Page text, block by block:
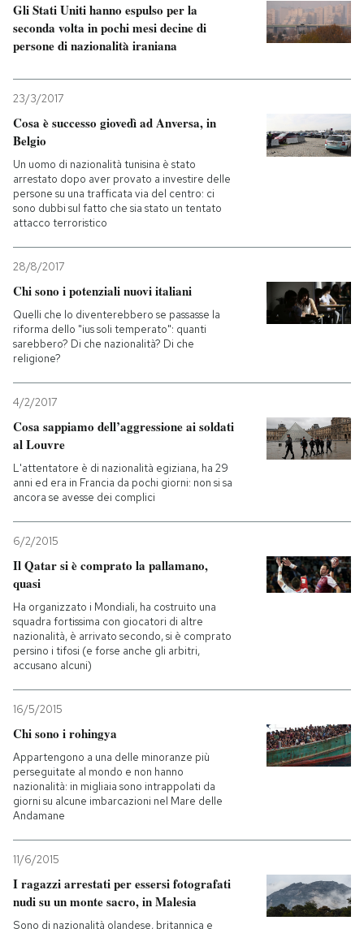
Gli Stati Uniti hanno espulso per la
seconda volta in pochi mesi decine di
persone di nazionalità iraniana
23/3/2017
Cosa è successo giovedì ad Anversa, in
Belgio
Un uomo di nazionalità tunisina è stato
arrestato dopo aver provato a investire delle
persone su una trafficata via del centro: ci
sono dubbi sul fatto che sia stato un tentato
attacco terroristico
28/8/2017
Chi sono i potenziali nuovi italiani
Quelli che lo diventerebbero se passasse la
riforma dello "ius soli temperato": quanti
sarebbero? Di che nazionalità? Di che
religione?
4/2/2017
Cosa sappiamo dell’aggressione ai soldati
al Louvre
L'attentatore è di nazionalità egiziana, ha 29
anni ed era in Francia da pochi giorni: non si sa
ancora se avesse dei complici
6/2/2015
Il Qatar si è comprato la pallamano,
quasi
Ha organizzato i Mondiali, ha costruito una
squadra fortissima con giocatori di altre
nazionalità, è arrivato secondo, si è comprato
persino i tifosi (e forse anche gli arbitri,
accusano alcuni)
16/5/2015
Chi sono i rohingya
Appartengono a una delle minoranze più
perseguitate al mondo e non hanno
nazionalità: in migliaia sono intrappolati da
giorni su alcune imbarcazioni nel Mare delle
Andamane
11/6/2015
I ragazzi arrestati per essersi fotografati
nudi su un monte sacro, in Malesia
Sono di nazionalità olandese, britannica e